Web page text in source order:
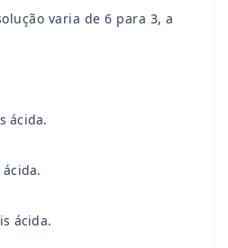
varia de 6 para 3, a
ácida.
ácida.